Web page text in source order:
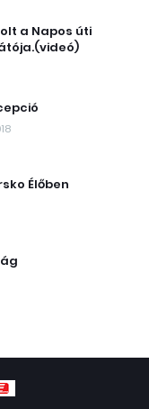
a Napos úti
Élőben